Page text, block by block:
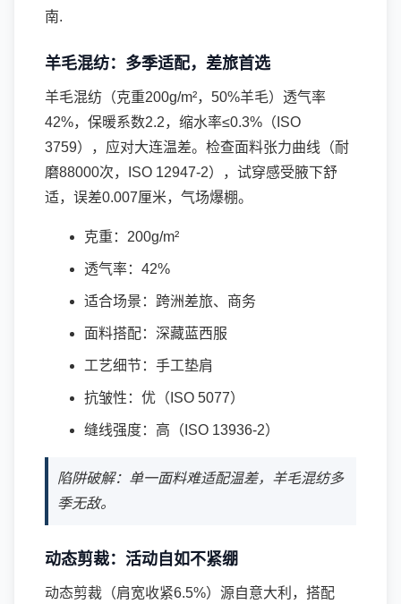
南.
羊毛混纺：多季适配，差旅首选
羊毛混纺（克重200g/m²，50%羊毛）透气率
42%，保暖系数2.2，缩水率≤0.3%（ISO
3759），应对大连温差。检查面料张力曲线（耐
磨88000次，ISO 12947-2），试穿感受腋下舒
适，误差0.007厘米，气场爆棚。
克重：200g/m²
透气率：42%
适合场景：跨洲差旅、商务
面料搭配：深藏蓝西服
工艺细节：手工垫肩
抗皱性：优（ISO 5077）
缝线强度：高（ISO 13936-2）
陷阱破解：单一面料难适配温差，羊毛混纺多
季无敌。
动态剪裁：活动自如不紧绷
动态剪裁（肩宽收紧6.5%）源自意大利，搭配